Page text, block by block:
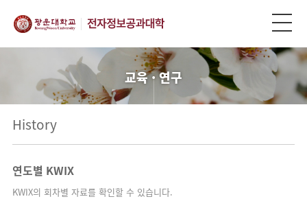
교육 · 연구
History
연도별 KWIX
KWIX의 회차별 자료를 확인할 수 있습니다.